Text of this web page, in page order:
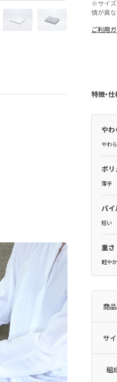
※サイズ
情が異な
ご利用
特徴・
やわ
やわ
ボリ
薄手
パイ
短い
重さ
軽やか
商
サ
組